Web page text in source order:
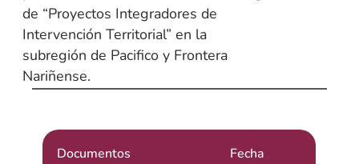
de “Proyectos Integradores de
Intervención Territorial” en la
subregión de Pacifico y Frontera
Nariñense.
Documentos Fecha